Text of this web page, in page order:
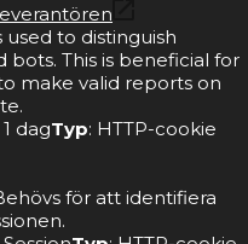
used to distinguish
This is beneficial for
make valid reports on
1 dagTyp: HTTP-cookie
för att identifiera